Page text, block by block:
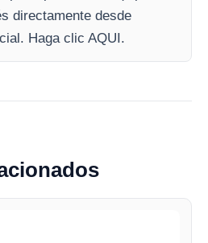
directamente desde
Haga clic AQUI.